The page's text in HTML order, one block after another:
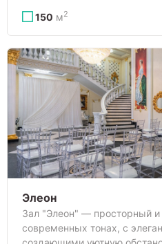
150 м2
Элеон
Зал "Элеон" — просторный
современных тонах, с